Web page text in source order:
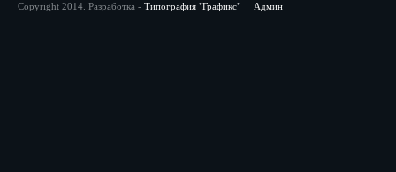
Copyright 2014. Разработка - Типография "Графикс" Админ